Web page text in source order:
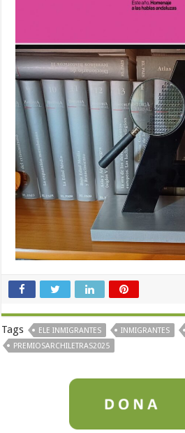
Tags ELE INMIGRANTES INMIGRANTES
PREMIOSARCHILETRAS2025